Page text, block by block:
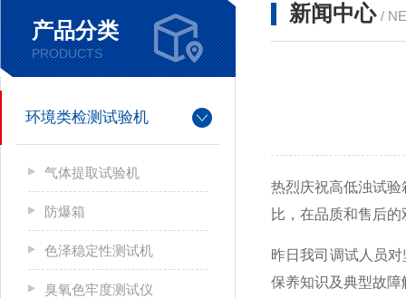
产品分类
PRODUCTS
环境类检测试验机
气体提取试验机
防爆箱
色泽稳定性测试机
臭氧色牢度测试仪
新闻中心 /
热烈庆祝高低浊试
比，在品质和售后
昨日我司调试人员
保养知识及典型故障